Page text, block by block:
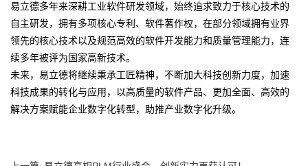
易立德多年来深耕工业软件研发领域，始终追求致力于核心技术的
自主研发，拥有多项核心专利、软件著作权，在部分领域拥有业界
领先的核心技术以及规范高效的软件开发能力和质量管理能力，连
续多年被评为国家高新技术。
未来，易立德将继续秉承工匠精神，不断加大科技创新力度，加速
科技成果的转化与应用，以高质量的软件产品、更加全面、高效的
解决方案赋能企业数字化转型，助推产业数字化升级。